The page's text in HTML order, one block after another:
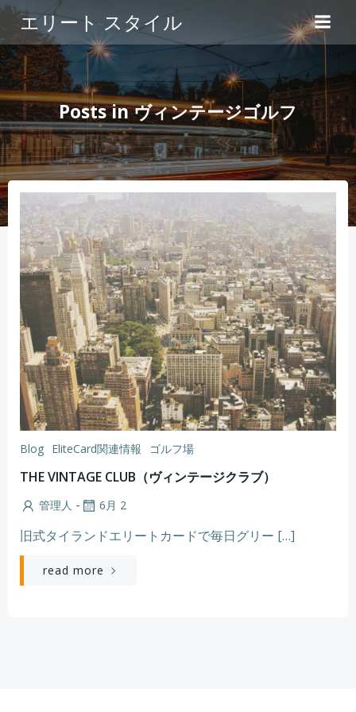
ン
テ
ン
ツ
へ
ス
キ
ッ
プ
エリート スタイル
Posts in ヴィンテージゴルフ
Blog EliteCard関連情報 ゴルフ場
THE VINTAGE CLUB（ヴィンテージクラブ）
管理人 - 6月 2
旧式タイランドエリートカードで毎日グリー […]
read more